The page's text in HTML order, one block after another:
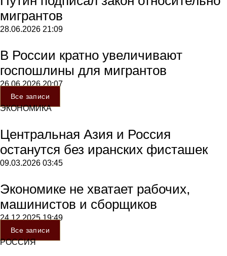
мигрантов
28.06.2026 21:09
В России кратно увеличивают
госпошлины для мигрантов
26.06.202620:07
Все записи
ЭКОНОМИКА
Центральная Азия и Россия
останутся без иранских фисташек
09.03.2026 03:45
Экономике не хватает рабочих,
машинистов и сборщиков
24.12.202519:49
Все записи
РОССИЯ